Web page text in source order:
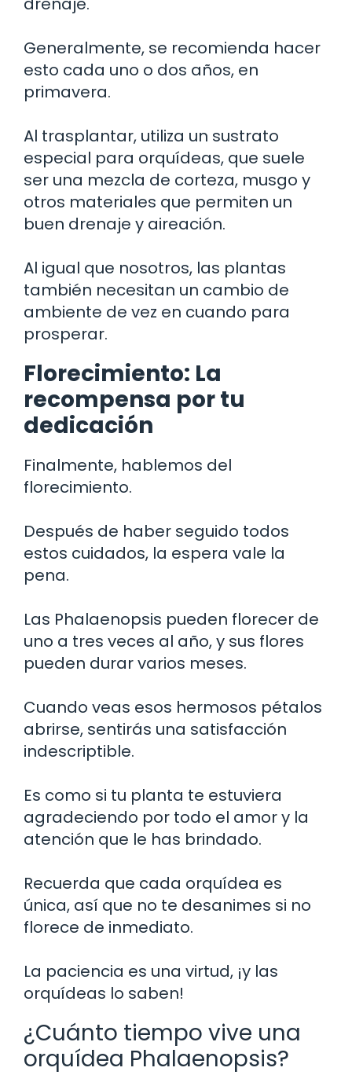
Generalmente, se recomienda hacer
esto cada uno o dos años, en
primavera.
Al trasplantar, utiliza un sustrato
especial para orquídeas, que suele
ser una mezcla de corteza, musgo y
otros materiales que permiten un
buen drenaje y aireación.
Al igual que nosotros, las plantas
también necesitan un cambio de
ambiente de vez en cuando para
prosperar.
Florecimiento: La
recompensa por tu
dedicación
Finalmente, hablemos del
florecimiento.
Después de haber seguido todos
estos cuidados, la espera vale la
pena.
Las Phalaenopsis pueden florecer de
uno a tres veces al año, y sus flores
pueden durar varios meses.
Cuando veas esos hermosos pétalos
abrirse, sentirás una satisfacción
indescriptible.
Es como si tu planta te estuviera
agradeciendo por todo el amor y la
atención que le has brindado.
Recuerda que cada orquídea es
única, así que no te desanimes si no
florece de inmediato.
La paciencia es una virtud, ¡y las
orquídeas lo saben!
¿Cuánto tiempo vive una
orquídea Phalaenopsis?